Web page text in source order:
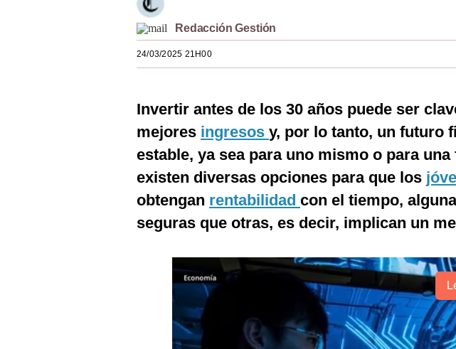
Redacción Gestión
24/03/2025 21H00
Invertir antes de los 30 años puede ser
mejores ingresos y, por lo tanto, un futuro
estable, ya sea para uno mismo o para
existen diversas opciones para que los
obtengan rentabilidad con el tiempo,
seguras que otras, es decir, implican un